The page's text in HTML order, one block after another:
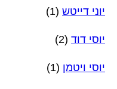
יוני דייטש (1)
יוסי דוד (2)
יוסי ויטמן (1)